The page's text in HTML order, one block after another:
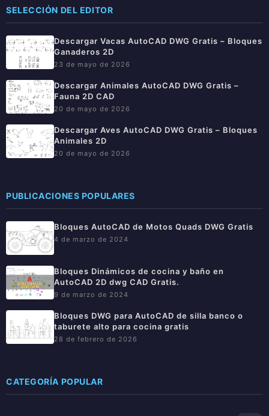
SELECCIÓN DEL EDITOR
Descargar Vacas AutoCAD DWG Gratis – Bloques
Ganaderos 2D
23 de mayo de 2026
Descargar Animales AutoCAD DWG Gratis –
Fauna 2D CAD
20 de mayo de 2026
Descargar Aves AutoCAD DWG Gratis – Bloques
Animales 2D
20 de mayo de 2026
PUBLICACIONES POPULARES
Bloques AutoCAD de Motos Quads DWG Gratis
4 de marzo de 2024
Bloques Dinámicos de cocina y baño en
AutoCAD 2D dwg CAD Gratis.
9 de marzo de 2024
Bloques DWG para AutoCAD de silla banco o
taburete alto para cocina gratis
28 de febrero de 2026
CATEGORÍA POPULAR